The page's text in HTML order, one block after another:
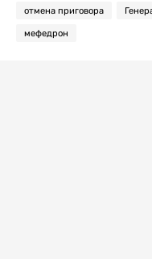
отмена приговора
мефедрон